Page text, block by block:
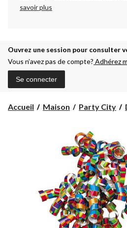
savoir plus
Ouvrez une session pour consulter
Vous n’avez pas de compte? Adhérez
Se connecter
Accueil Maison Party City